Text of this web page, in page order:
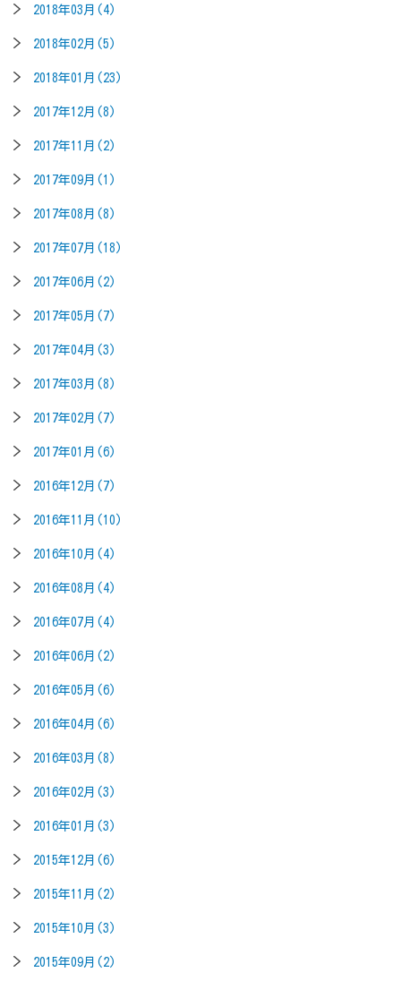
2018年03月(4)
2018年02月(5)
2018年01月(23)
2017年12月(8)
2017年11月(2)
2017年09月(1)
2017年08月(8)
2017年07月(18)
2017年06月(2)
2017年05月(7)
2017年04月(3)
2017年03月(8)
2017年02月(7)
2017年01月(6)
2016年12月(7)
2016年11月(10)
2016年10月(4)
2016年08月(4)
2016年07月(4)
2016年06月(2)
2016年05月(6)
2016年04月(6)
2016年03月(8)
2016年02月(3)
2016年01月(3)
2015年12月(6)
2015年11月(2)
2015年10月(3)
2015年09月(2)